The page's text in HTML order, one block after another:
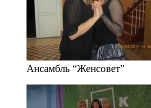
Ансамбль “Женсовет”